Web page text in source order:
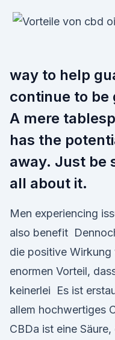
way to help
continue to be
A mere
has the
away. Just be
all about it.
Men experiencing
also benefit
die positive Wirkung
enormen Vorteil,
keinerlei Es ist
allem hochwertiges
CBDa ist eine